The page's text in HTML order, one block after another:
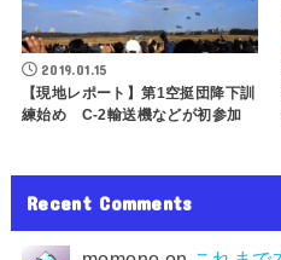
2019.01.15
【現地レポート】第1空挺団降下訓
練始め C-2輸送機などが初参加
Recent Comments